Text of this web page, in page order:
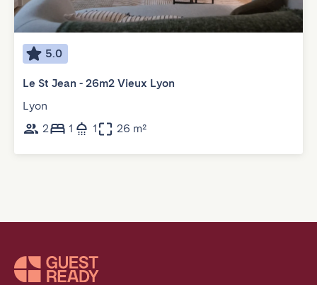
5.0
Le St Jean - 26m2 Vieux Lyon
Lyon
2
1 1 26 m²